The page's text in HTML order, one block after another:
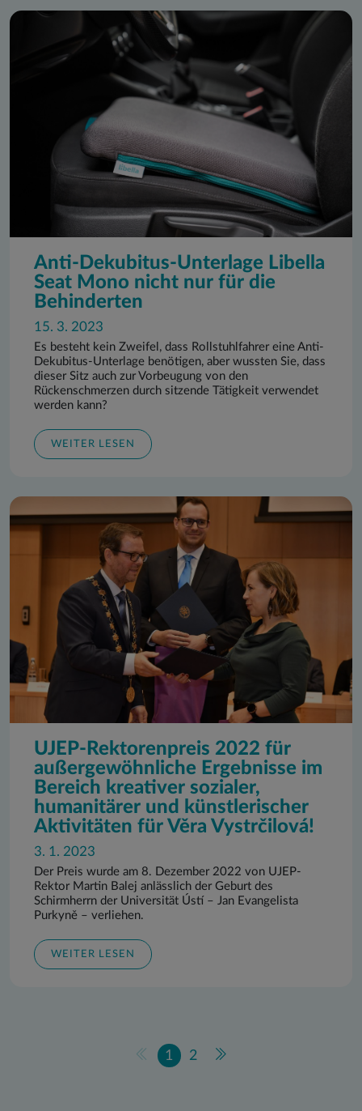
Anti-Dekubitus-Unterlage Libella
Seat Mono nicht nur für die
Behinderten
15. 3. 2023
Es besteht kein Zweifel, dass Rollstuhlfahrer eine Anti-
Dekubitus-Unterlage benötigen, aber wussten Sie, dass
dieser Sitz auch zur Vorbeugung von den
Rückenschmerzen durch sitzende Tätigkeit verwendet
werden kann?
WEITER LESEN
UJEP-Rektorenpreis 2022 für
außergewöhnliche Ergebnisse im
Bereich kreativer sozialer,
humanitärer und künstlerischer
Aktivitäten für Věra Vystrčilová!
3. 1. 2023
Der Preis wurde am 8. Dezember 2022 von UJEP-
Rektor Martin Balej anlässlich der Geburt des
Schirmherrn der Universität Ústí – Jan Evangelista
Purkyně – verliehen.
WEITER LESEN
1 2